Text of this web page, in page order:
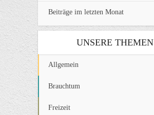
Beiträge im letzten Monat
UNSERE THEMEN
Allgemein
Brauchtum
Freizeit